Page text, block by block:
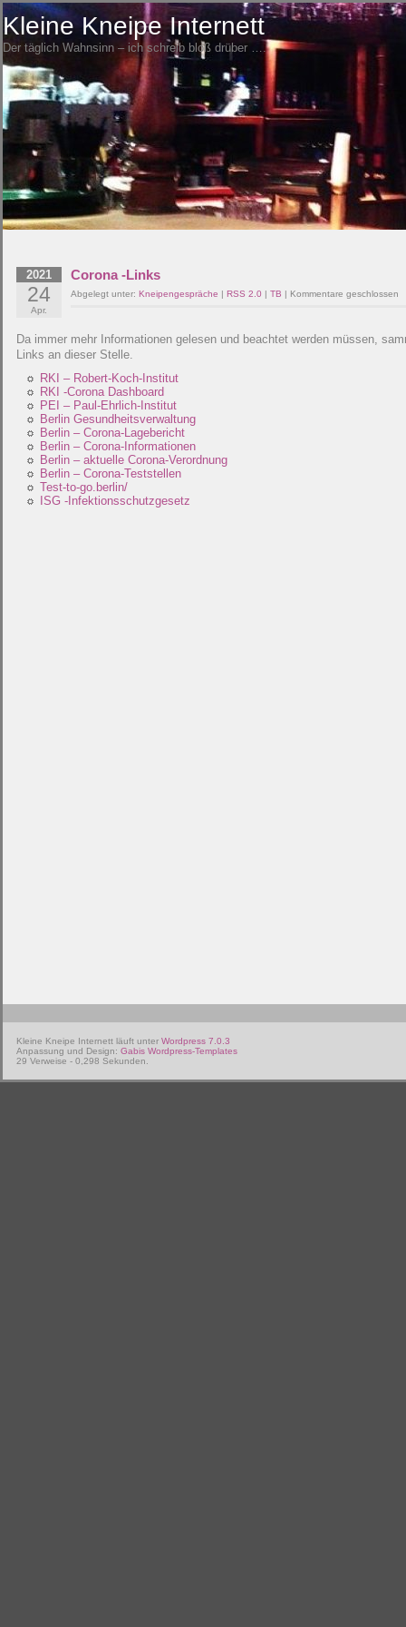
Kleine Kneipe Internett
Der täglich Wahnsinn – ich schreib bloß drüber ….
2021
24
Apr.
Corona -Links
Abgelegt unter: Kneipengespräche | RSS 2.0 | TB | Kommentare geschlossen
Da immer mehr Informationen gelesen und beachtet werden müssen,
Links an dieser Stelle.
RKI – Robert-Koch-Institut
RKI -Corona Dashboard
PEI – Paul-Ehrlich-Institut
Berlin Gesundheitsverwaltung
Berlin – Corona-Lagebericht
Berlin – Corona-Informationen
Berlin – aktuelle Corona-Verordnung
Berlin – Corona-Teststellen
Test-to-go.berlin/
ISG -Infektionsschutzgesetz
Kleine Kneipe Internett läuft unter Wordpress 7.0.3
Anpassung und Design: Gabis Wordpress-Templates
29 Verweise - 0,298 Sekunden.